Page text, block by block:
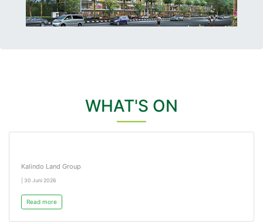
WHAT'S ON
Kalindo Land Group
| 30 Juni 2026
Read more